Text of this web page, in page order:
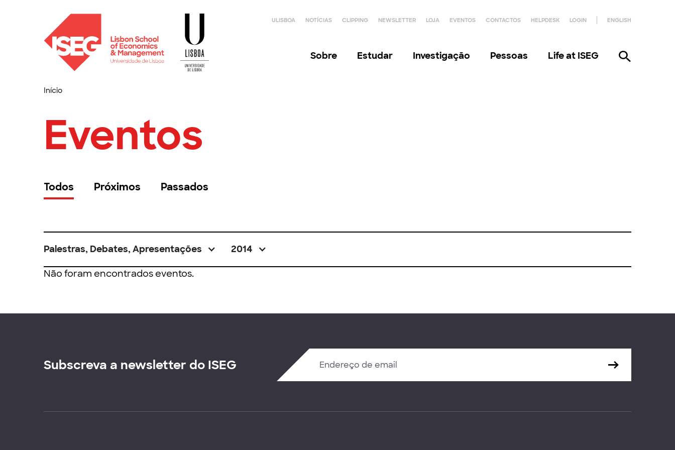
ULISBOA NOTÍCIAS CLIPPING NEWSLETTER LOJA EVENTOS CONTACTOS HELPDESK LOGIN ENGLISH
Sobre Estudar Investigação Pessoas Life at ISEG
Início
Eventos
Todos Próximos Passados
Palestras, Debates, Apresentações 2014
Não foram encontrados eventos.
Subscreva a newsletter do ISEG